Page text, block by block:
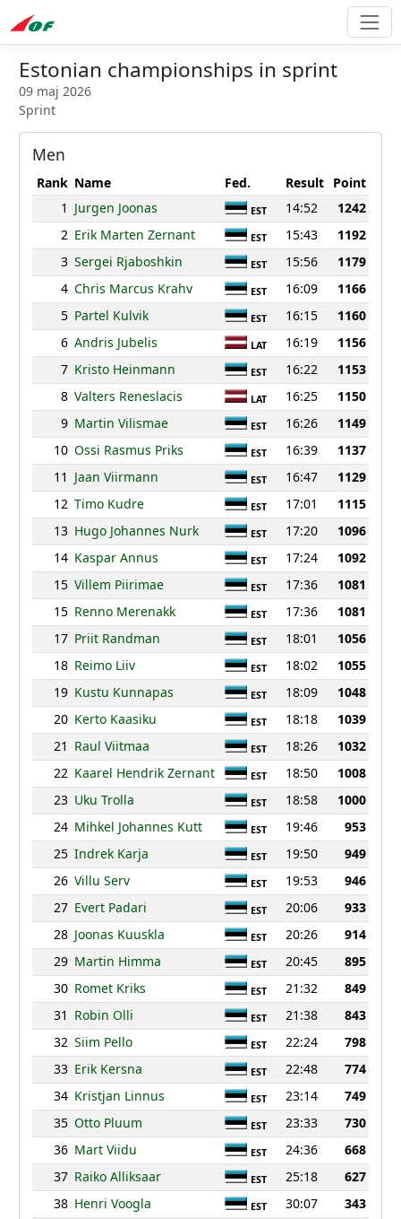
Estonian championships in sprint
09 maj 2026
Sprint
Men
Rank Name Fed. Result
Point
1 Jurgen Joonas EST 14:52
1242
2 Erik Marten Zernant EST 15:43
1192
3 Sergei Rjaboshkin EST 15:56
1179
4 Chris Marcus Krahv EST 16:09
1166
5 Partel Kulvik EST 16:15
1160
6 Andris Jubelis LAT 16:19
1156
7 Kristo Heinmann EST 16:22
1153
8 Valters Reneslacis LAT 16:25
1150
9 Martin Vilismae EST 16:26
1149
10 Ossi Rasmus Priks EST 16:39
1137
11 Jaan Viirmann EST 16:47
1129
12 Timo Kudre EST 17:01
1115
13 Hugo Johannes Nurk EST 17:20
1096
14 Kaspar Annus EST 17:24
1092
15 Villem Piirimae EST 17:36
1081
15 Renno Merenakk EST 17:36
1081
17 Priit Randman EST 18:01
1056
18 Reimo Liiv EST 18:02
1055
19 Kustu Kunnapas EST 18:09
1048
20 Kerto Kaasiku EST 18:18
1039
21 Raul Viitmaa EST 18:26
1032
22 Kaarel Hendrik Zernant EST 18:50
1008
23 Uku Trolla EST 18:58
1000
24 Mihkel Johannes Kutt EST 19:46
953
25 Indrek Karja EST 19:50
949
26 Villu Serv EST 19:53
946
27 Evert Padari EST 20:06
933
28 Joonas Kuuskla EST 20:26
914
29 Martin Himma EST 20:45
895
30 Romet Kriks EST 21:32
849
31 Robin Olli EST 21:38
843
32 Siim Pello EST 22:24
798
33 Erik Kersna EST 22:48
774
34 Kristjan Linnus EST 23:14
749
35 Otto Pluum EST 23:33
730
36 Mart Viidu EST 24:36
668
37 Raiko Alliksaar EST 25:18
627
38 Henri Voogla EST 30:07
343